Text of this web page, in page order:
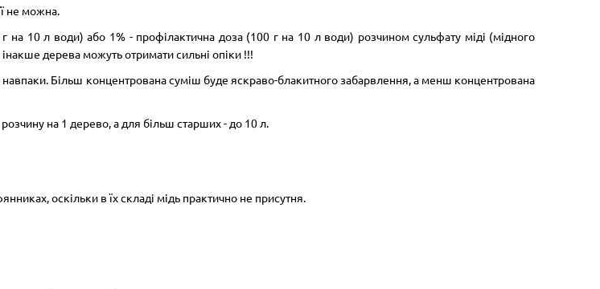
не можна.
на 10 л води) або 1% - профілактична доза (100 г на 10 л води) розчином сульфату міді (мідного
дерева можуть отримати сильні опіки !!!
Більш концентрована суміш буде яскраво-блакитного забарвлення, а менш концентрована
на 1 дерево, а для більш старших - до 10 л.
оскільки в їх складі мідь практично не присутня.